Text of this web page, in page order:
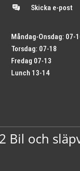
Skicka e-post
Måndag-Onsdag: 07-
Torsdag: 07-18
Fredag 07-13
Lunch 13-14
Bil och